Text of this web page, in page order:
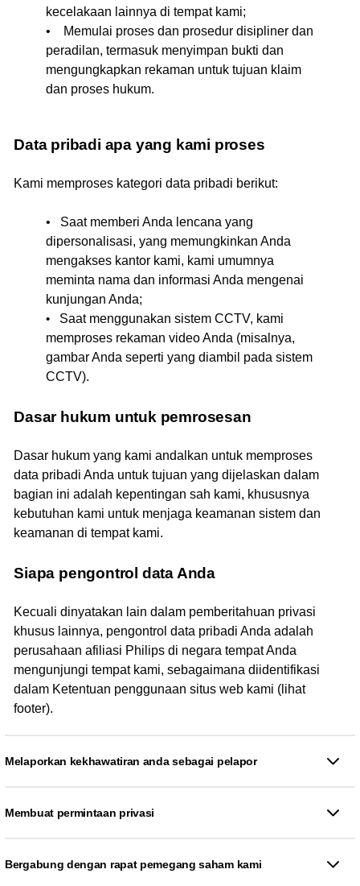
kecelakaan lainnya di tempat kami;
• Memulai proses dan prosedur disipliner dan
peradilan, termasuk menyimpan bukti dan
mengungkapkan rekaman untuk tujuan klaim
dan proses hukum.
Data pribadi apa yang kami proses
Kami memproses kategori data pribadi berikut:
• Saat memberi Anda lencana yang
dipersonalisasi, yang memungkinkan Anda
mengakses kantor kami, kami umumnya
meminta nama dan informasi Anda mengenai
kunjungan Anda;
•
Saat menggunakan sistem CCTV, kami
memproses rekaman video Anda (misalnya,
gambar Anda seperti yang diambil pada sistem
CCTV).
Dasar hukum untuk pemrosesan
Dasar hukum yang kami andalkan untuk memproses
data pribadi Anda untuk tujuan yang dijelaskan dalam
bagian ini adalah kepentingan sah kami, khususnya
kebutuhan kami untuk menjaga keamanan sistem dan
keamanan di tempat kami.
Siapa pengontrol data Anda
Kecuali dinyatakan lain dalam pemberitahuan privasi
khusus lainnya, pengontrol data pribadi Anda adalah
perusahaan afiliasi Philips di negara tempat Anda
mengunjungi tempat kami, sebagaimana diidentifikasi
dalam Ketentuan penggunaan situs web kami (lihat
footer).
Melaporkan kekhawatiran anda sebagai pelapor
Membuat permintaan privasi
Bergabung dengan rapat pemegang saham kami